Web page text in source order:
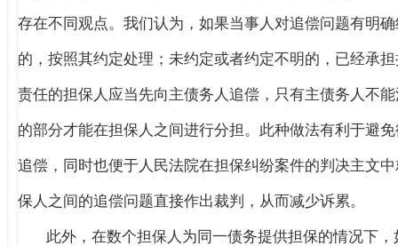
存在不同观点。我们认为，如果当事人对追偿问题有明
的，按照其约定处理；未约定或者约定不明的，已经承
责任的担保人应当先向主债务人追偿，只有主债务人不
的部分才能在担保人之间进行分担。此种做法有利于避
追偿，同时也便于人民法院在担保纠纷案件的判决主文
保人之间的追偿问题直接作出裁判，从而减少诉累。
此外，在数个担保人为同一债务提供担保的情况下，